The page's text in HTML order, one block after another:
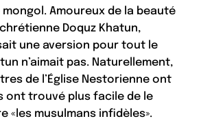
mongol. Amoureux de la beauté
Doquz Khatun,
une aversion pour tout le
n’aimait pas. Naturellement,
de l’Église Nestorienne ont
ont trouvé plus facile de le
«les musulmans infidèles».